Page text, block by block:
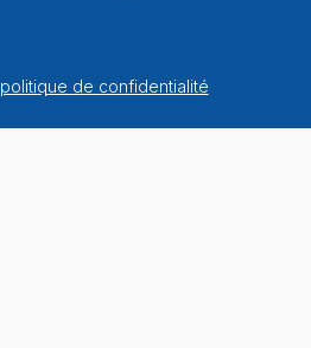
politique de confidentialité